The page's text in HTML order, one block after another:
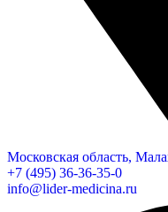
Московская область,
+7 (495) 36-36-35-0
info@lider-medicina.ru